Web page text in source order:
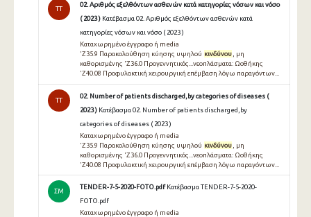
TT
02. Αριθμός εξελθόντων ασθενών κατά κατηγορίες νόσων και νόσο
( 2023 ) Κατέβασμα 02. Αριθμός εξελθόντων ασθενών κατά
κατηγορίες νόσων και νόσο ( 2023 )
Καταχωρημένο έγγραφο ή media
'Z35.9 Παρακολούθηση κύησης υψηλού κινδύνου , μη
καθορισμένης 'Z36.0 Προγεννητικός...νεοπλάσματα: Ωοθήκης
'Z40.08 Προφυλακτική χειρουργική επέμβαση λόγω παραγόντων...
TT
02. Number of patients discharged,by categories of diseases (
2023 ) Κατέβασμα 02. Number of patients discharged,by
categories of diseases ( 2023 )
Καταχωρημένο έγγραφο ή media
'Z35.9 Παρακολούθηση κύησης υψηλού κινδύνου , μη
καθορισμένης 'Z36.0 Προγεννητικός...νεοπλάσματα: Ωοθήκης
'Z40.08 Προφυλακτική χειρουργική επέμβαση λόγω παραγόντων...
ΣΜ
TENDER-7-5-2020-FOTO.pdf Κατέβασμα TENDER-7-5-2020-
FOTO.pdf
Καταχωρημένο έγγραφο ή media